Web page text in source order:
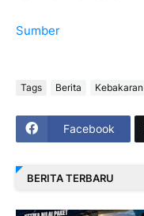
Sumber
Tags Berita Kebakaran
Facebook
BERITA TERBARU